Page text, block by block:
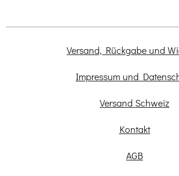
Versand, Rückgabe und
Impressum und
Versand Schweiz
Kontakt
AGB